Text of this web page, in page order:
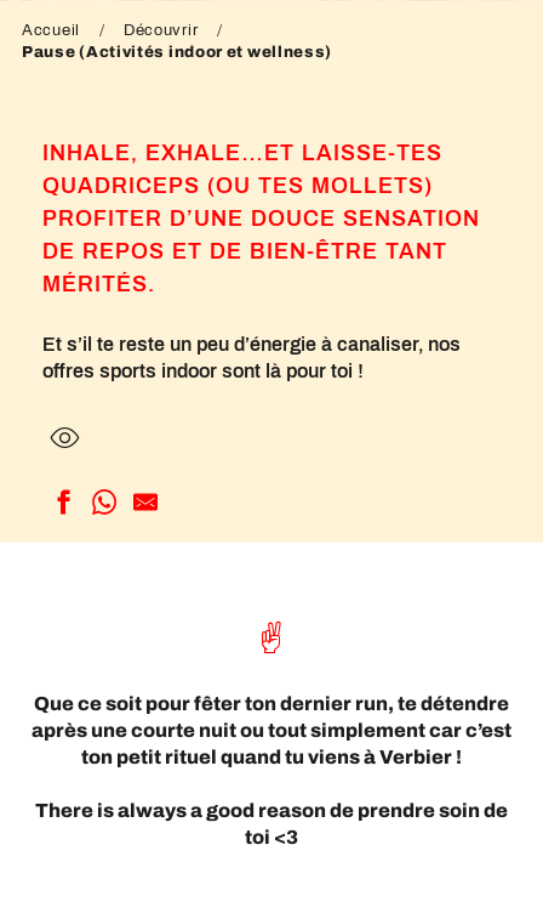
Accueil
Découvrir
Pause (Activités indoor et wellness)
INHALE, EXHALE…ET LAISSE-TES
QUADRICEPS (OU TES MOLLETS)
PROFITER D’UNE DOUCE SENSATION
DE REPOS ET DE BIEN-ÊTRE TANT
MÉRITÉS.
Et s’il te reste un peu d’énergie à canaliser, nos
offres sports indoor sont là pour toi !
Que ce soit pour fêter ton dernier run, te détendre
après une courte nuit ou tout simplement car c’est
ton petit rituel quand tu viens à Verbier !
There is always a good reason de prendre soin de
toi <3